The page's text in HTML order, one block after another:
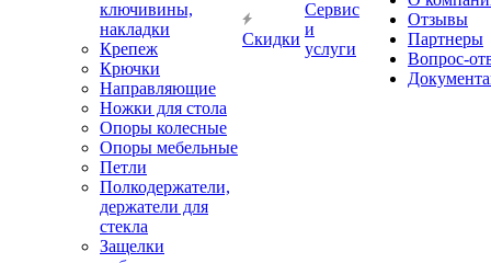
ключивины,
накладки
Крепеж
Крючки
Направляющие
Ножки для стола
Опоры колесные
Опоры мебельные
Петли
Полкодержатели,
держатели для
стекла
Защелки
Скидки
Сервис
и
услуги
Отзывы
Партнеры
Вопрос-